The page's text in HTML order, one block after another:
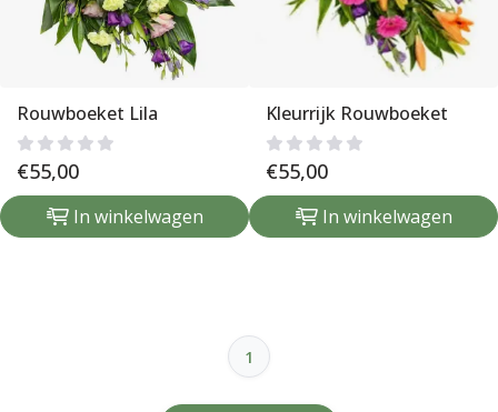
Rouwboeket Lila
€55,00
In winkelwagen
Kleurrijk Rouwboeket
€55,00
In winkelwagen
1